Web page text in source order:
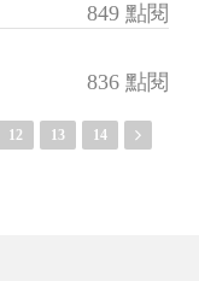
849 點閱
836 點閱
12 13 14